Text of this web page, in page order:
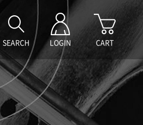
SEARCH LOGIN CART